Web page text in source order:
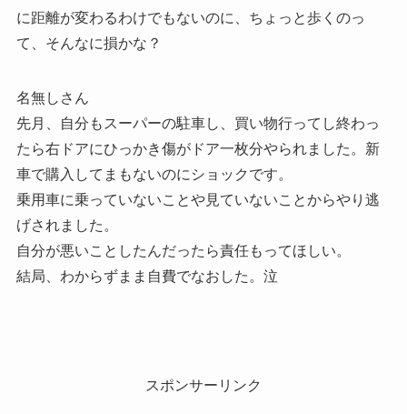
に距離が変わるわけでもないのに、ちょっと歩くのっ
て、そんなに損かな？
名無しさん
先月、自分もスーパーの駐車し、買い物行ってし終わっ
たら右ドアにひっかき傷がドア一枚分やられました。新
車で購入してまもないのにショックです。
乗用車に乗っていないことや見ていないことからやり逃
げされました。
自分が悪いことしたんだったら責任もってほしい。
結局、わからずまま自費でなおした。泣
スポンサーリンク